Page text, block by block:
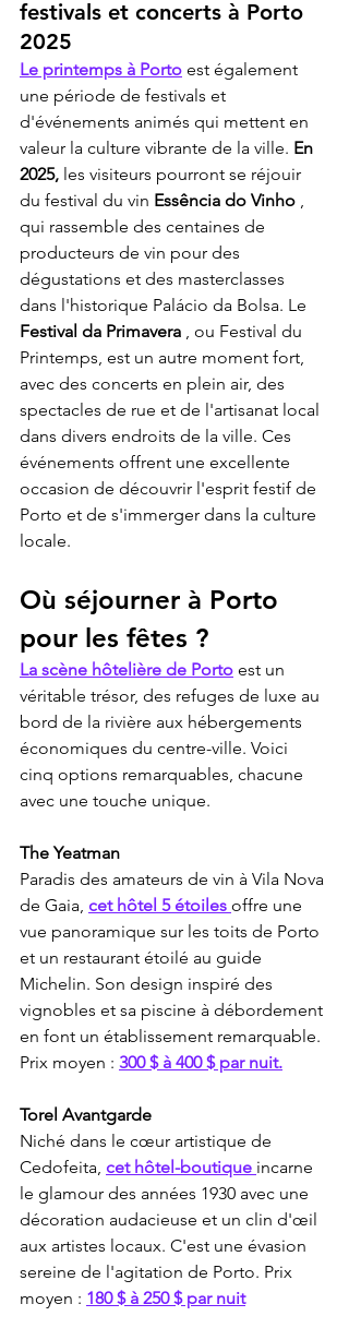
festivals et concerts à Porto
2025
Le printemps à Porto est également
une période de festivals et
d'événements animés qui mettent en
valeur la culture vibrante de la ville. En
2025, les visiteurs pourront se réjouir
du festival du vin Essência do Vinho ,
qui rassemble des centaines de
producteurs de vin pour des
dégustations et des masterclasses
dans l'historique Palácio da Bolsa. Le
Festival da Primavera , ou Festival du
Printemps, est un autre moment fort,
avec des concerts en plein air, des
spectacles de rue et de l'artisanat local
dans divers endroits de la ville. Ces
événements offrent une excellente
occasion de découvrir l'esprit festif de
Porto et de s'immerger dans la culture
locale.
Où séjourner à Porto
pour les fêtes ?
La scène hôtelière de Porto est un
véritable trésor, des refuges de luxe au
bord de la rivière aux hébergements
économiques du centre-ville. Voici
cinq options remarquables, chacune
avec une touche unique.
The Yeatman
Paradis des amateurs de vin à Vila Nova
de Gaia, cet hôtel 5 étoiles offre une
vue panoramique sur les toits de Porto
et un restaurant étoilé au guide
Michelin. Son design inspiré des
vignobles et sa piscine à débordement
en font un établissement remarquable.
Prix moyen : 300 $ à 400 $ par nuit.
Torel Avantgarde
Niché dans le cœur artistique de
Cedofeita, cet hôtel-boutique incarne
le glamour des années 1930 avec une
décoration audacieuse et un clin d'œil
aux artistes locaux. C'est une évasion
sereine de l'agitation de Porto. Prix
moyen : 180 $ à 250 $ par nuit